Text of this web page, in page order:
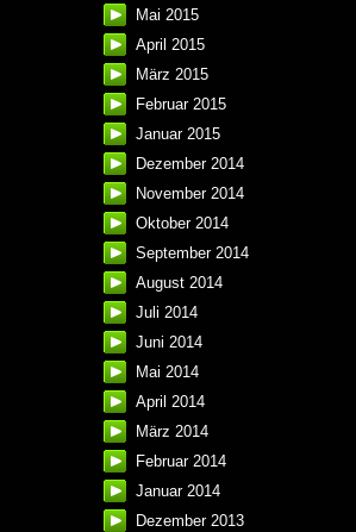
Mai 2015
April 2015
März 2015
Februar 2015
Januar 2015
Dezember 2014
November 2014
Oktober 2014
September 2014
August 2014
Juli 2014
Juni 2014
Mai 2014
April 2014
März 2014
Februar 2014
Januar 2014
Dezember 2013